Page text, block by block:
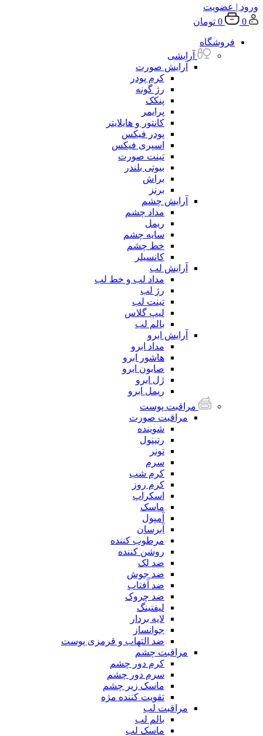
ورود | عضویت
0
0 تومان
فروشگاه
آرایشی
آرایش صورت
کرم پودر
رژ گونه
پنکک
پرایمر
کانتور و هایلایتر
پودر فیکس
اسپری فیکس
تینت صورت
بیوتی بلندر
براش
برنز
آرایش چشم
مداد چشم
ریمل
سایه چشم
خط چشم
کانسیلر
آرایش لب
مداد لب و خط لب
رژ لب
تینت لب
لیپ گلاس
بالم لب
آرایش ابرو
مداد ابرو
هاشور ابرو
صابون ابرو
ژل ابرو
ریمل ابرو
مراقبت پوست
مراقبت صورت
شوینده
رتینول
تونر
سرم
کرم شب
کرم روز
اسکراپ
ماسک
آمپول
آبرسان
مرطوب کننده
روشن کننده
ضد لک
ضد جوش
ضد آفتاب
ضد چروک
لیفتینگ
لایه بردار
جوانساز
ضد التهاب و قرمزی پوست
مراقبت چشم
کرم دور چشم
سرم دور چشم
ماسک زیر چشم
تقویت کننده مژه
مراقبت لب
بالم لب
ماسک لب